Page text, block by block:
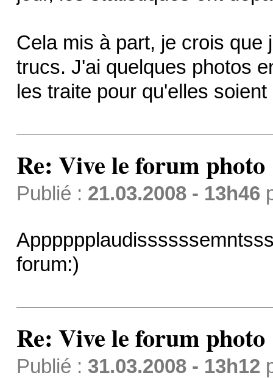
Cela mis à part, je crois que
trucs. J'ai quelques photos
les traite pour qu'elles
Re: Vive le forum photo
Publié : 21.03.2008 - 13h46
forum:)
Re: Vive le forum photo
Publié : 31.03.2008 - 13h12